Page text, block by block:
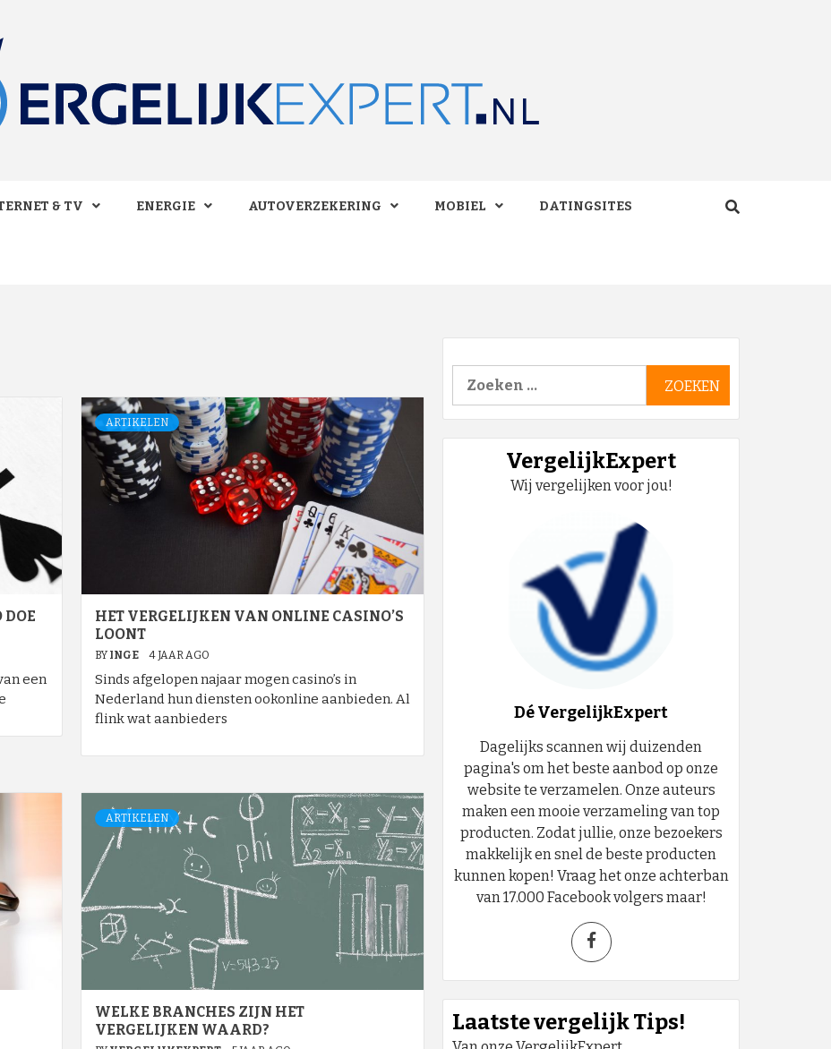
& TV ENERGIE AUTOVERZEKERING MOBIEL DATINGSITES
DOE
een
ARTIKELEN
HET VERGELIJKEN VAN ONLINE CASINO’S
LOONT
BY INGE 4 JAAR AGO
Sinds afgelopen najaar mogen casino’s in
Nederland hun diensten ookonline aanbieden. Al
flink wat aanbieders
ARTIKELEN
WELKE BRANCHES ZIJN HET
VERGELIJKEN WAARD?
Zoeken
naar:
VergelijkExpert
Wij vergelijken voor jou!
Dé VergelijkExpert
Dagelijks scannen wij duizenden
pagina's om het beste aanbod op onze
website te verzamelen. Onze auteurs
maken een mooie verzameling van top
producten. Zodat jullie, onze bezoekers
makkelijk en snel de beste producten
kunnen kopen! Vraag het onze achterban
van 17.000 Facebook volgers maar!
Laatste vergelijk Tips!